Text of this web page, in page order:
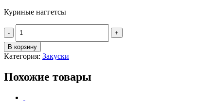
Куриные наггетсы
Quantity
В корзину
Категория: Закуски
Похожие товары